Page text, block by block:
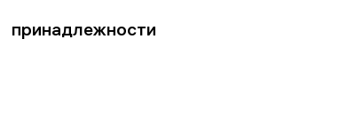
принадлежности